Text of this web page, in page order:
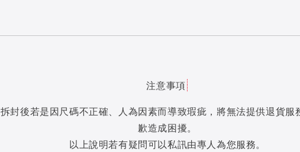
注意事項
拆封後若是因尺碼不正確、人為因素而導致瑕疵，將無法提供退貨服
歉造成困擾。
以上說明若有疑問可以私訊由專人為您服務。